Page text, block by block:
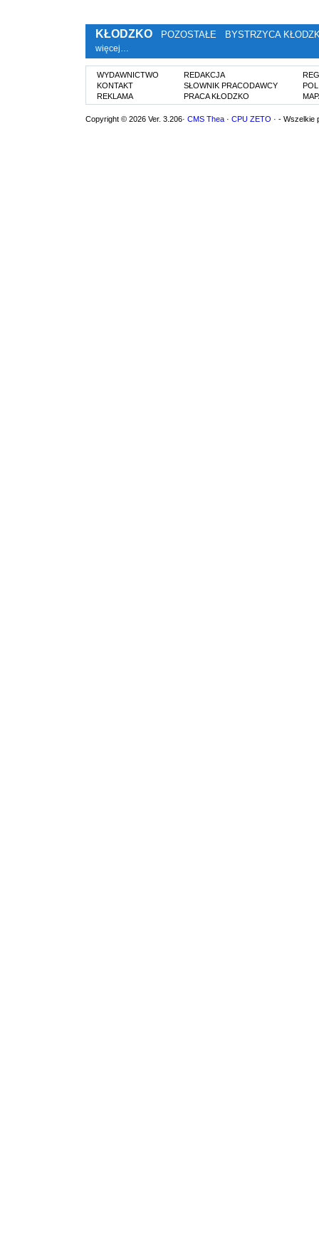
KŁODZKO POZOSTAŁE BYSTRZYCA
więcej…
WYDAWNICTWO
KONTAKT
REKLAMA
REDAKCJA
SŁOWNIK PRACODAWCY
PRACA KŁODZKO
Copyright © 2026 Ver. 3.206· CMS Thea · CPU ZETO · - Wszelkie